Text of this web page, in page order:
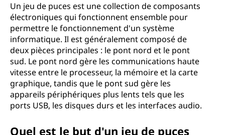
Un jeu de puces est une collection de composants
électroniques qui fonctionnent ensemble pour
permettre le fonctionnement d'un système
informatique. Il est généralement composé de
deux pièces principales : le pont nord et le pont
sud. Le pont nord gère les communications haute
vitesse entre le processeur, la mémoire et la carte
graphique, tandis que le pont sud gère les
appareils périphériques plus lents tels que les
ports USB, les disques durs et les interfaces audio.
Quel est le but d'un jeu de puces